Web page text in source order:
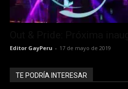
Editor GayPeru - 17 de mayo de 2019
TE PODRÍA INTERESAR